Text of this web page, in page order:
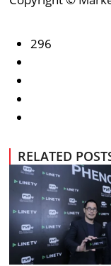
296
RELATED